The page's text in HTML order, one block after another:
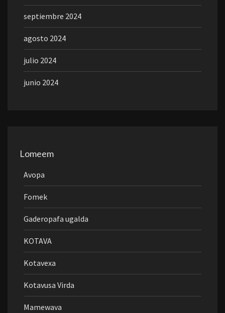
septiembre 2024
agosto 2024
julio 2024
junio 2024
Lomeem
Avopa
Fomek
Gaderopafa ugalda
KOTAVA
Kotavexa
Kotavusa Virda
Mamewava